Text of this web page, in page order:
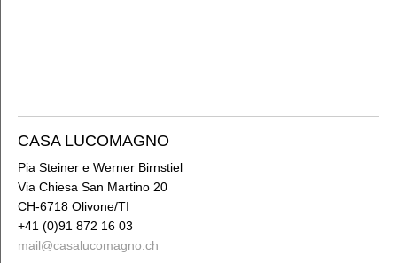
CASA LUCOMAGNO
Pia Steiner e Werner Birnstiel
Via Chiesa San Martino 20
CH-6718 Olivone/TI
+41 (0)91 872 16 03
mail@casalucomagno ch